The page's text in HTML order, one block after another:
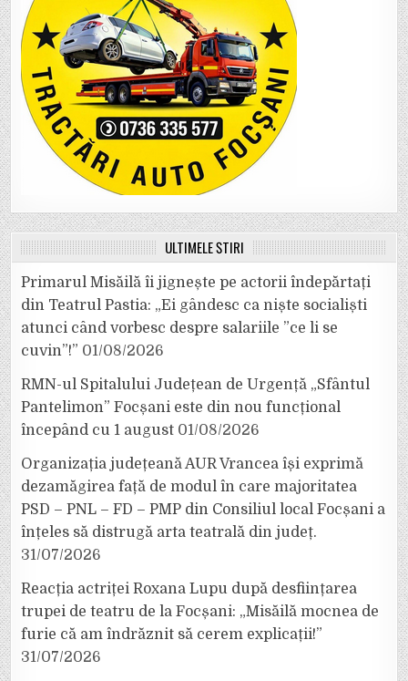
ULTIMELE ȘTIRI
Primarul Misăilă îi jignește pe actorii îndepărtați
din Teatrul Pastia: „Ei gândesc ca niște socialiști
atunci când vorbesc despre salariile ”ce li se
cuvin”!” 01/08/2026
RMN-ul Spitalului Județean de Urgență „Sfântul
Pantelimon” Focșani este din nou funcțional
începând cu 1 august 01/08/2026
Organizația județeană AUR Vrancea își exprimă
dezamăgirea față de modul în care majoritatea
PSD – PNL – FD – PMP din Consiliul local Focșani a
înțeles să distrugă arta teatrală din județ.
31/07/2026
Reacția actriței Roxana Lupu după desființarea
trupei de teatru de la Focșani: „Misăilă mocnea de
furie că am îndrăznit să cerem explicații!”
31/07/2026